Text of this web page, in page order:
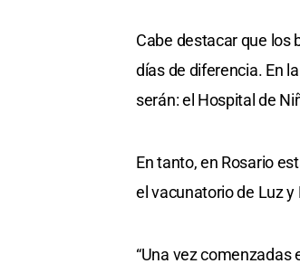
Cabe destacar que los
días de diferencia. En
serán: el Hospital de
En tanto, en Rosario
el vacunatorio de Luz y
“Una vez comenzadas